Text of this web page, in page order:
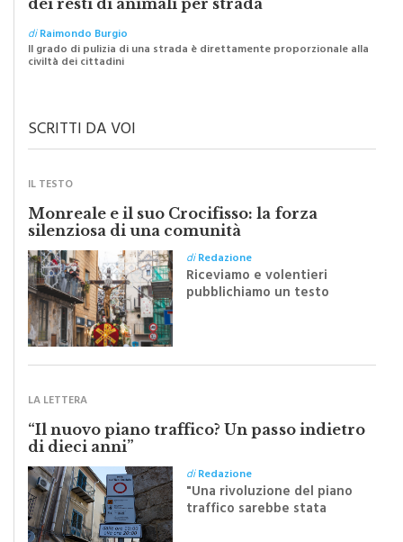
I “macellai” abusivi e l’abbandono selvaggio
dei resti di animali per strada
diRaimondo Burgio
SCRITTI DA VOI
IL TESTO
Monreale e il suo Crocifisso: la forza
silenziosa di una comunità
diRedazione
Riceviamo e volentieri
Sapienza all'indomani della
LA LETTERA
“Il nuovo piano traffico? Un passo indietro
di dieci anni”
diRedazione
"Una rivoluzione del piano